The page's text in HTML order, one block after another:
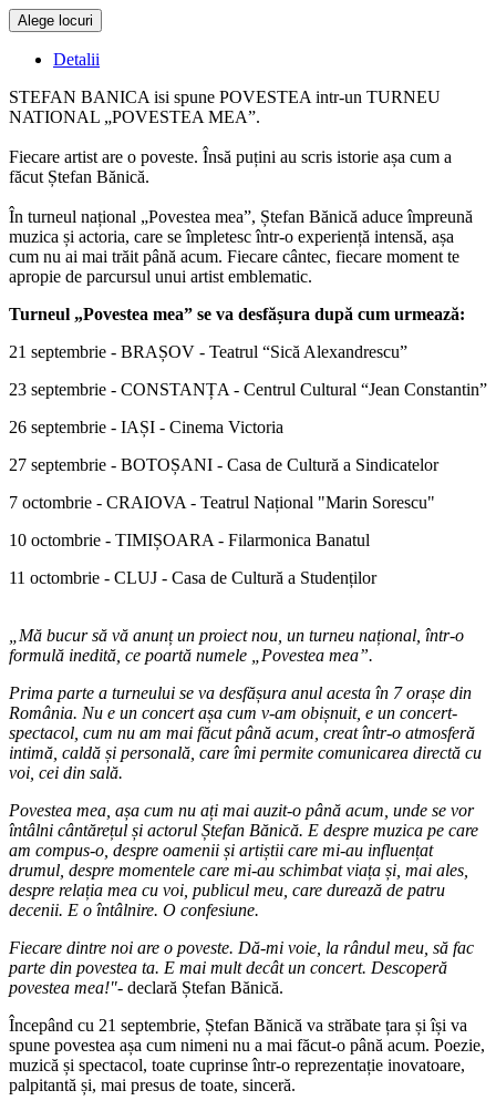
Alege locuri
Detalii
STEFAN BANICA isi spune POVESTEA intr-un TURNEU
NATIONAL „POVESTEA MEA”.
Fiecare artist are o poveste. Însă puțini au scris istorie așa cum a
făcut Ștefan Bănică.
În turneul național „Povestea mea”, Ștefan Bănică aduce împreună
muzica și actoria, care se împletesc într-o experiență intensă, așa
cum nu ai mai trăit până acum. Fiecare cântec, fiecare moment te
apropie de parcursul unui artist emblematic.
Turneul „Povestea mea” se va desfășura după cum urmează:
21 septembrie - BRAȘOV - Teatrul “Sică Alexandrescu”
23 septembrie - CONSTANȚA - Centrul Cultural “Jean Constantin”
26 septembrie - IAȘI - Cinema Victoria
27 septembrie - BOTOȘANI - Casa de Cultură a Sindicatelor
7 octombrie - CRAIOVA - Teatrul Național "Marin Sorescu"
10 octombrie - TIMIȘOARA - Filarmonica Banatul
11 octombrie - CLUJ - Casa de Cultură a Studenților
„Mă bucur să vă anunț un proiect nou, un turneu național, într-o
formulă inedită, ce poartă numele „Povestea mea”.
Prima parte a turneului se va desfășura anul acesta în 7 orașe din
România. Nu e un concert așa cum v-am obișnuit, e un concert-
spectacol, cum nu am mai făcut până acum, creat într-o atmosferă
intimă, caldă și personală, care îmi permite comunicarea directă cu
voi, cei din sală.
Povestea mea, așa cum nu ați mai auzit-o până acum, unde se vor
întâlni cântărețul și actorul Ștefan Bănică. E despre muzica pe care
am compus-o, despre oamenii și artiștii care mi-au influențat
drumul, despre momentele care mi-au schimbat viața și, mai ales,
despre relația mea cu voi, publicul meu, care durează de patru
decenii. E o întâlnire. O confesiune.
Fiecare dintre noi are o poveste. Dă-mi voie, la rândul meu, să fac
parte din povestea ta. E mai mult decât un concert. Descoperă
povestea mea!"- declară Ștefan Bănică.
Începând cu 21 septembrie, Ștefan Bănică va străbate țara și își va
spune povestea așa cum nimeni nu a mai făcut-o până acum. Poezie,
muzică și spectacol, toate cuprinse într-o reprezentație inovatoare,
palpitantă și, mai presus de toate, sinceră.